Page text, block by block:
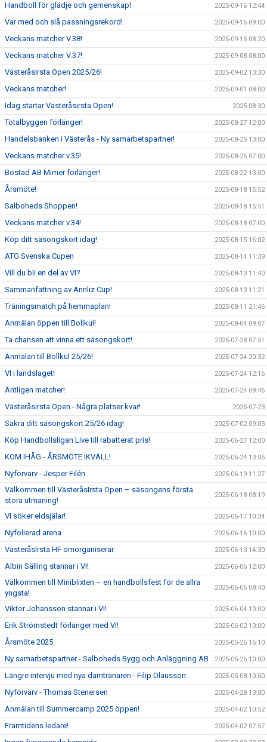
Handboll för glädje och gemenskap! 2025-09-16 12:44
Var med och slå passningsrekord! 2025-09-16 09:00
Veckans matcher V.38! 2025-09-15 08:20
Veckans matcher V.37! 2025-09-08 08:00
VästeråsIrsta Open 2025/26! 2025-09-02 13:30
Veckans matcher! 2025-09-01 08:00
Idag startar Västeråsirsta Open! 2025-08-30
Totalbyggen förlänger! 2025-08-27 12:00
Handelsbanken i Västerås - Ny samarbetspartner! 2025-08-25 13:00
Veckans matcher v.35! 2025-08-25 07:00
Bostad AB Mimer förlänger! 2025-08-22 13:00
Årsmöte! 2025-08-18 15:52
Salboheds Shoppen! 2025-08-18 15:51
Veckans matcher v.34! 2025-08-18 07:00
Köp ditt säsongskort idag! 2025-08-15 16:02
ATG Svenska Cupen 2025-08-14 11:39
Vill du bli en del av VI? 2025-08-13 11:40
Sammanfattning av Annliz Cup! 2025-08-13 11:21
Träningsmatch på hemmaplan! 2025-08-11 21:46
Anmälan öppen till Bollkul! 2025-08-04 09:07
Ta chansen att vinna ett säsongskort! 2025-07-28 07:51
Anmälan till Bollkul 25/26! 2025-07-24 20:32
VI i landslaget! 2025-07-24 12:16
Äntligen matcher! 2025-07-24 09:46
Västeråsirsta Open - Några platser kvar! 2025-07-23
Säkra ditt säsongskort 25/26 idag! 2025-07-02 09:03
Köp Handbollsligan Live till rabatterat pris! 2025-06-27 12:00
KOM IHÅG - ÅRSMÖTE IKVÄLL! 2025-06-24 13:05
Nyförvärv - Jesper Filén 2025-06-19 11:27
Välkommen till VästeråsIrsta Open – säsongens första
stora utmaning!
2025-06-18 08:19
VI söker eldsjälar! 2025-06-17 10:34
Nyfolierad arena 2025-06-16 10:00
VästeråsIrsta HF omorganiserar 2025-06-13 14:30
Albin Sälling stannar i VI! 2025-06-06 12:00
Välkommen till Miniblixten – en handbollsfest för de allra
yngsta!
2025-06-06 08:40
Viktor Johansson stannar i VI! 2025-06-04 10:00
Erik Strömstedt förlänger med VI! 2025-06-02 10:00
Årsmöte 2025 2025-05-26 16:10
Ny samarbetspartner - Salboheds Bygg och Anläggning AB 2025-05-26 10:00
Längre intervju med nya damtränaren - Filip Olausson 2025-05-08 10:00
Nyförvärv - Thomas Stenersen 2025-04-28 13:00
Anmälan till Summercamp 2025 öppen! 2025-04-02 10:52
Framtidens ledare! 2025-04-02 07:57